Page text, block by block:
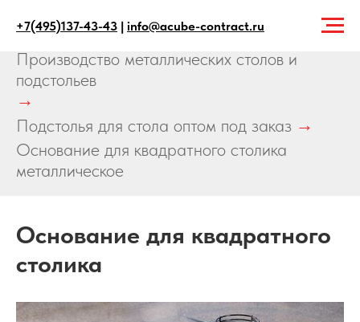
+7(495)137-43-43 | info@acube-contract.ru
Главная → Продукция →
Производство металлических столов и
подстольев
→
Подстолья для стола оптом под заказ →
Основание для квадратного столика
металлическое
Основание для квадратного
столика